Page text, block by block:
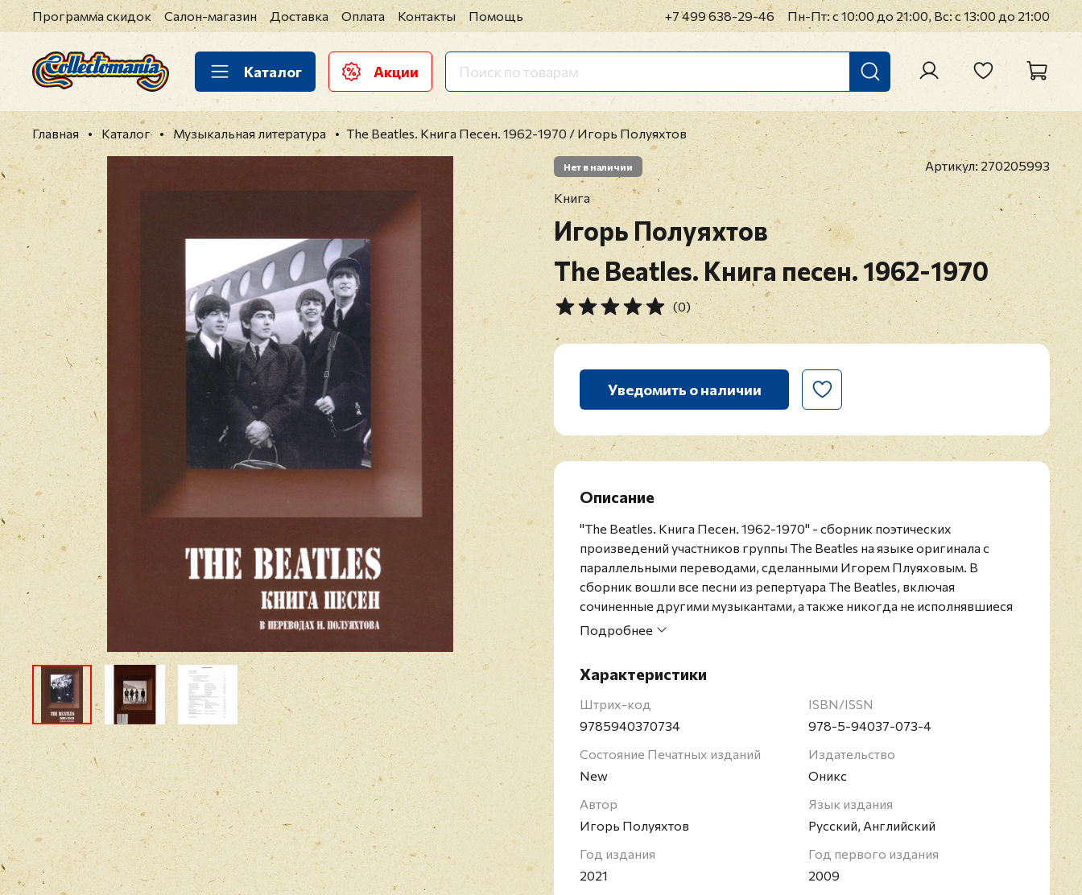
Программа скидок Салон-магазин Доставка Оплата Контакты Помощь +7 499 638-29-46 Пн-Пт: с 10:00 до 21:00, Вс: с 13:00 до 21:00
Каталог Акции
Главная Каталог Музыкальная литература The Beatles. Книга Песен. 1962-1970 / Игорь Полуяхтов
Нет в наличии Артикул:270205993
Книга
Игорь Полуяхтов
The Beatles. Книга песен. 1962-1970
(0)
Уведомить о наличии
Описание
"The Beatles. Книга Песен. 1962-1970" - сборник поэтических
произведений участников группы The Beatles на языке оригинала с
параллельными переводами, сделанными Игорем Плуяховым. В
сборник вошли все песни из репертуара The Beatles, включая
сочиненные другими музыкантами, а также никогда не исполнявшиеся
самими The Beatles композиции, написанные Джоном Ленноном и
сложных мест в разделе Комментарии даны подробные разъяснения.
Составитель и редактор - Александр Галин.
Игорь Полуяхтов - российский переводчик, поэт, культуролог, автор
английского языка, Кроме переводов текстов песен The Beatles Игорю
Полуяхтову принадлежат переводы Pink Floyd и Томаса Стернза Элиота.
Подробнее
Характеристики
Штрих-код
9785940370734
ISBN/ISSN
978-5-94037-073-4
Состояние Печатных изданий
New
Издательство
Оникс
Автор
Игорь Полуяхтов
Язык издания
Русский, Английский
Год издания
2021
Год первого издания
2009